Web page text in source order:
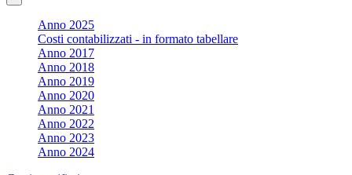
Anno 2025
Costi contabilizzati - in formato tabellare
Anno 2017
Anno 2018
Anno 2019
Anno 2020
Anno 2021
Anno 2022
Anno 2023
Anno 2024